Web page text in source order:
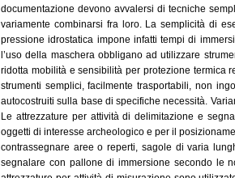
documentazione devono avvalersi di tecniche
variamente combinarsi fra loro. La semplicità di
pressione idrostatica impone infatti tempi di
l’uso della maschera obbligano ad utilizzare
ridotta mobilità e sensibilità per protezione termica
strumenti semplici, facilmente trasportabili, non
autocostruiti sulla base di specifiche necessità.
Le attrezzature per attività di delimitazione e
oggetti di interesse archeologico e per il
contrassegnare aree o reperti, sagole di varia
segnalare con pallone di immersione secondo le